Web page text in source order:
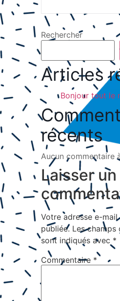
Rechercher
Articles
Bonjour tout le
récents
Aucun commentaire
Laisser un
Votre adresse e-mail
publiée. Les
sont indiqués avec *
Commentaire *